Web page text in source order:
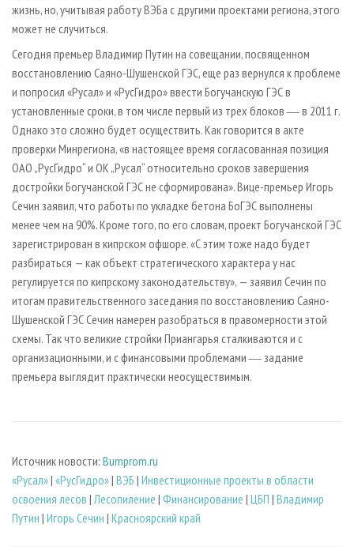
жизнь, но, учитывая работу ВЭБа с другими проектами региона, этого
может не случиться.
Сегодня премьер Владимир Путин на совещании, посвященном
восстановлению Саяно-Шушенской ГЭС, еще раз вернулся к проблеме
и попросил «Русал» и «РусГидро» ввести Богучанскую ГЭС в
установленные сроки, в том числе первый из трех блоков ― в 2011 г.
Однако это сложно будет осуществить. Как говорится в акте
проверки Минрегиона, «в настоящее время согласованная позиция
ОАО „РусГидро“ и ОК „Русал“ относительно сроков завершения
достройки Богучанской ГЭС не сформирована». Вице-премьер Игорь
Сечин заявил, что работы по укладке бетона БоГЭС выполнены
менее чем на 90%. Кроме того, по его словам, проект Богучанской ГЭС
зарегистрирован в кипрском офшоре. «С этим тоже надо будет
разбираться — как объект стратегического характера у нас
регулируется по кипрскому законодательству», — заявил Сечин по
итогам правительственного заседания по восстановлению Саяно-
Шушенской ГЭС Сечин намерен разобраться в правомерности этой
схемы. Так что великие стройки Приангарья сталкиваются и с
организационными, и с финансовыми проблемами ― задание
премьера выглядит практически неосуществимым.
Источник новости: Bumprom.ru
«Русал»| «РусГидро»| ВЭБ | Инвестиционные проекты в области
освоения лесов | Лесопиление | Финансирование | ЦБП | Владимир
Путин | Игорь Сечин | Красноярский край